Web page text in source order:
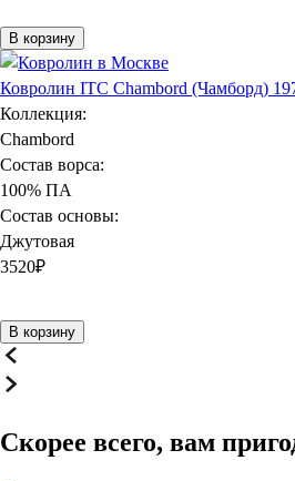
В корзину
Ковролин ITC Chambord (Чамборд)
Коллекция:
Chambord
Состав ворса:
100% ПА
Состав основы:
Джутовая
3520₽
В корзину
Скорее всего, вам